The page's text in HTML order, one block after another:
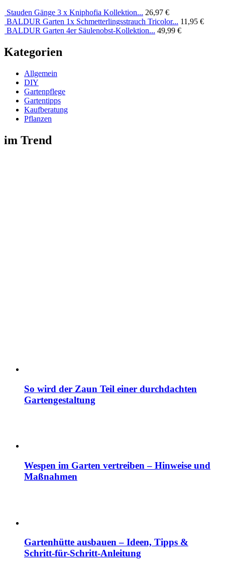
Stauden Gänge 3 x Kniphofia Kollektion... 26,97 €
BALDUR Garten 1x Schmetterlingsstrauch Tricolor... 11,95 €
BALDUR Garten 4er Säulenobst-Kollektion... 49,99 €
Kategorien
Allgemein
DIY
Gartenpflege
Gartentipps
Kaufberatung
Pflanzen
im Trend
So wird der Zaun Teil einer durchdachten
Gartengestaltung
Wespen im Garten vertreiben – Hinweise und
Maßnahmen
Gartenhütte ausbauen – Ideen, Tipps &
Schritt-für-Schritt-Anleitung